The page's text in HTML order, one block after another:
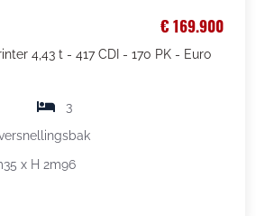
€ 169.900
4,43 t - 417 CDI - 170 PK - Euro
3
x H 2m96